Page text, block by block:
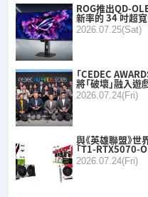
ROG推出QD-
新率的 34 吋超
2026.07.25(Sat)
「CEDEC
將「破壞」融入
2026.07.24(Fri)
與《英雄聯盟》
「T1-RTX5070-
2026.07.24(Fri)